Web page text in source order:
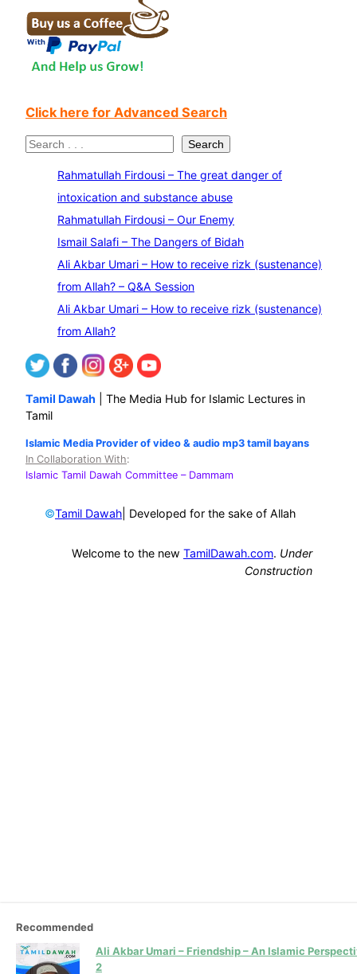
Click here for Advanced Search
S
Search
Rahmatullah Firdousi – The great danger of
intoxication and substance abuse
Rahmatullah Firdousi – Our Enemy
Ismail Salafi – The Dangers of Bidah
Ali Akbar Umari – How to receive rizk (sustenance)
from Allah? – Q&A Session
Ali Akbar Umari – How to receive rizk (sustenance)
from Allah?
Tamil Dawah | The Media Hub for Islamic Lectures in
Tamil
Islamic Media Provider of video & audio mp3 tamil bayans
In Collaboration With:
Islamic Tamil Dawah Committee – Dammam
©Tamil Dawah | Developed for the sake of Allah
Welcome to the new TamilDawah.com. Under
Construction
Recommended
Ali Akbar Umari – Friendship – An Islamic
2